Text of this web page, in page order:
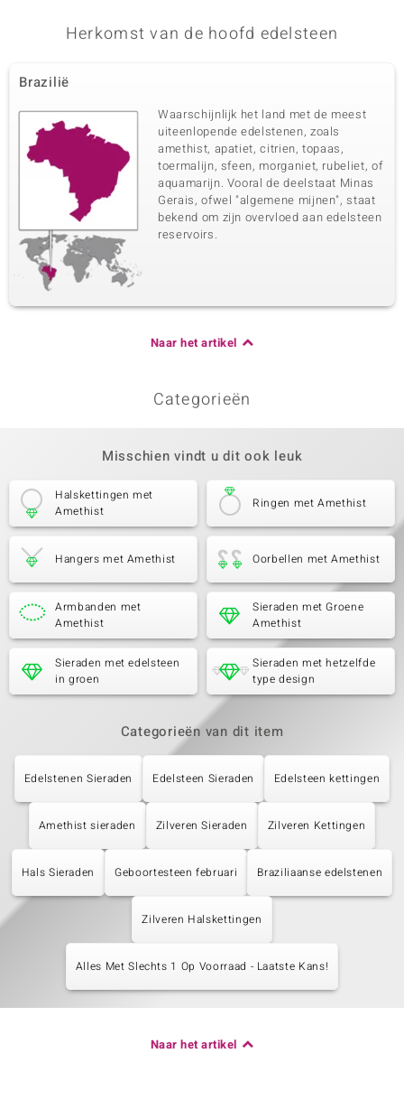
Herkomst van de hoofd edelsteen
Brazilië
Waarschijnlijk het land met de meest
uiteenlopende edelstenen, zoals
amethist, apatiet, citrien, topaas,
toermalijn, sfeen, morganiet, rubeliet, of
aquamarijn. Vooral de deelstaat Minas
Gerais, ofwel "algemene mijnen", staat
bekend om zijn overvloed aan edelsteen
reservoirs.
Naar het artikel
Categorieën
Misschien vindt u dit ook leuk
Halskettingen met
Amethist
Ringen met Amethist
Hangers met Amethist Oorbellen met Amethist
Armbanden met
Amethist
Sieraden met Groene
Amethist
Sieraden met edelsteen
in groen
Sieraden met hetzelfde
type design
Categorieën van dit item
Edelstenen Sieraden Edelsteen Sieraden Edelsteen kettingen
Amethist sieraden Zilveren Sieraden Zilveren Kettingen
Hals Sieraden Geboortesteen februari Braziliaanse edelstenen
Zilveren Halskettingen
Alles Met Slechts 1 Op Voorraad - Laatste Kans!
Naar het artikel